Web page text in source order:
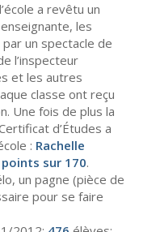
a revêtu un
les
un spectacle de
l’inspecteur
et les autres
classe ont reçu
Une fois de plus la
d’Études a
: Rachelle
sur 170.
un pagne (pièce de
pour se faire